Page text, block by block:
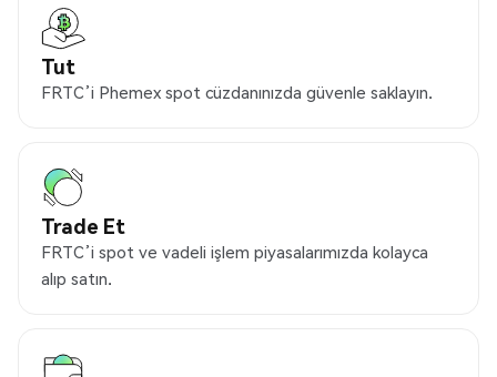
Tut
FRTC’i Phemex spot cüzdanınızda güvenle saklayın.
Trade Et
FRTC’i spot ve vadeli işlem piyasalarımızda kolayca
alıp satın.